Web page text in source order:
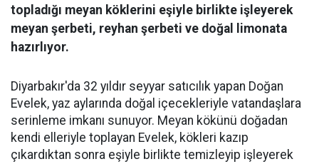
topladığı meyan köklerini eşiyle birlikte işleyerek
meyan şerbeti, reyhan şerbeti ve doğal limonata
hazırlıyor.
Diyarbakır'da 32 yıldır seyyar satıcılık yapan Doğan
Evelek, yaz aylarında doğal içecekleriyle vatandaşlara
serinleme imkanı sunuyor. Meyan kökünü doğadan
kendi elleriyle toplayan Evelek, kökleri kazıp
çıkardıktan sonra eşiyle birlikte temizleyip işleyerek